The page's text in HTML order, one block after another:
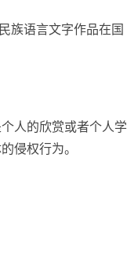
族语言文字作品在国
人的欣赏或者个人学
侵权行为。